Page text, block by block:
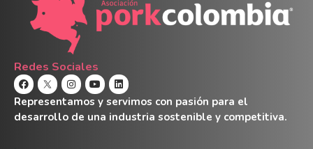
Redes Sociales
Representamos y servimos con pasión para el
desarrollo de una industria sostenible y competitiva.